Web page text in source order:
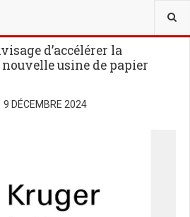
d’accélérer la
usine de papier
9 DÉCEMBRE 2024